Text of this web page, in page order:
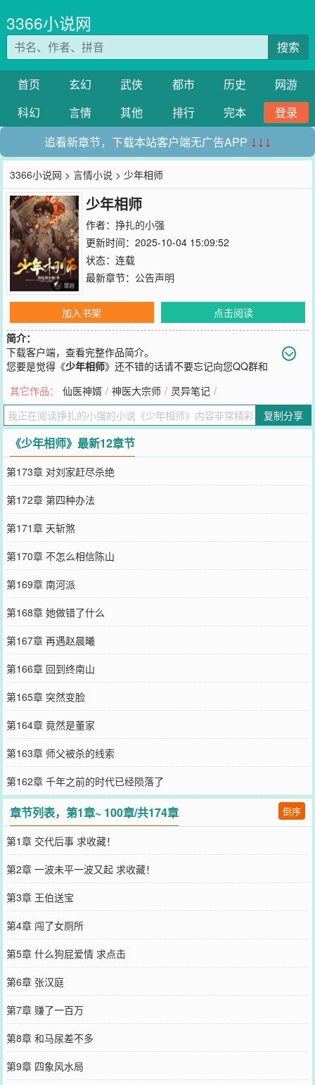
3366小说网
搜索
首页 玄幻 武侠 都市 历史
网游
科幻
言情 其他 排行 完本
登录
追看新章节，下载本站客户端无广告APP ↓↓↓
3366小说网 >言情小说 > 少年相师
少年相师
作者： 挣扎的小强
更新时间：2025-10-04 15:09:52
状态：连载
最新章节： 公告声明
加入书架
点击阅读
简介：
下载客户端，查看完整作品简介。
您要是觉得《少年相师》还不错的话请不要忘记向您QQ群和
其它作品： 仙医神婿 / 神医大宗师 / 灵异笔记 /
复制分享
《少年相师》最新12章节
第173章 对刘家赶尽杀绝
第172章 第四种办法
第171章 天斩煞
第170章 不怎么相信陈山
第169章 南河派
第168章 她做错了什么
第167章 再遇赵晨曦
第166章 回到终南山
第165章 突然变脸
第164章 竟然是董家
第163章 师父被杀的线索
第162章 千年之前的时代已经陨落了
章节列表，第1章~ 100章/共174章 倒序
第1章 交代后事 求收藏！
第2章 一波未平一波又起 求收藏！
第3章 王伯送宝
第4章 闯了女厕所
第5章 什么狗屁爱情 求点击
第6章 张汉庭
第7章 赚了一百万
第8章 和马尿差不多
第9章 四象风水局